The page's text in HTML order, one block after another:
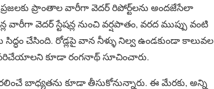
ప్రాంతాల వారీగా వెదర్ రిపోర్ట్‌లను అందజేసేలా
వెదర్ స్టేషన్ల నుంచి వర్షపాతం, వరద ముప్పు వంటి
చేసింది. రోడ్లపై వాన నీళ్ళు నిల్వ ఉండకుండా కాలువల
సరిచేయాలని కూడా రంగనాథ్ సూచించారు.
బాధ్యతను కూడా తీసుకోనున్నారు. ఈ మేరకు, అన్ని